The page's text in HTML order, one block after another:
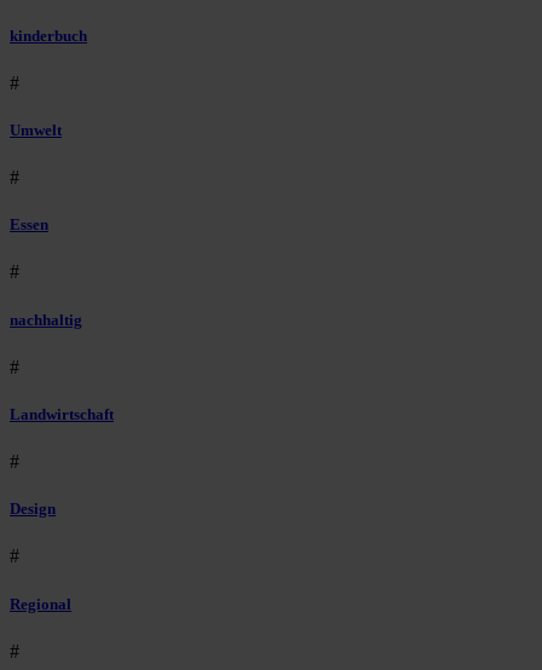
kinderbuch
#
Umwelt
#
Essen
#
nachhaltig
#
Landwirtschaft
#
Design
#
Regional
#